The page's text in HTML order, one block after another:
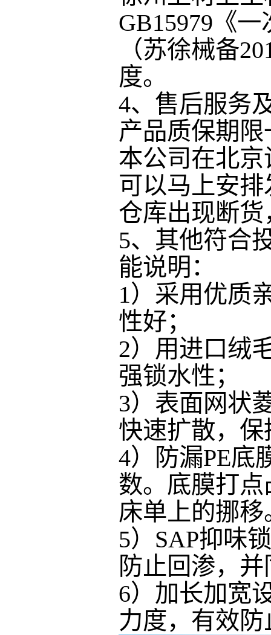
GB15979《
（苏徐械备
度。
4、售后服务
产品质保期
本公司在北
可以马上安排
仓库出现断
5、其他符合
能说明：
1）采用优质
性好；
2）用进口绒
强锁水性；
3）表面网状
快速扩散，
4）防漏PE底
数。底膜打
床单上的挪移
5）SAP抑味
防止回渗，
6）加长加宽
力度，有效